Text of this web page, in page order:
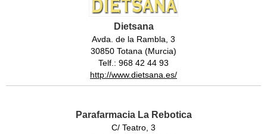
Dietsana
Avda. de la Rambla, 3
30850 Totana (Murcia)
Telf.: 968 42 44 93
http://www.dietsana.es/
Parafarmacia La Rebotica
C/ Teatro, 3